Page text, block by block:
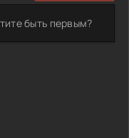
быть первым?